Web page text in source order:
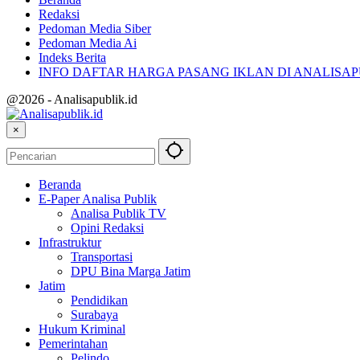
Redaksi
Pedoman Media Siber
Pedoman Media Ai
Indeks Berita
INFO DAFTAR HARGA PASANG IKLAN DI
@2026 - Analisapublik.id
×
Beranda
E-Paper Analisa Publik
Analisa Publik TV
Opini Redaksi
Infrastruktur
Transportasi
DPU Bina Marga Jatim
Jatim
Pendidikan
Surabaya
Hukum Kriminal
Pemerintahan